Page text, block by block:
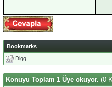
Bookmarks
Digg
Konuyu Toplam 1 Üye okuyor. (0